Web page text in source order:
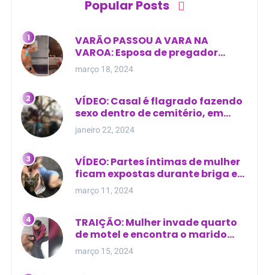
Popular Posts
VARÃO PASSOU A VARA NA
VAROA: Esposa de pregador
evangélico descobre
relacionamento extra-conjugal
março 18, 2024
VÍDEO: Casal é flagrado fazendo
sexo dentro de cemitério, em
cima de túmulo no Maranhão
janeiro 22, 2024
VÍDEO: Partes íntimas de mulher
ficam expostas durante briga em
Manaus
março 11, 2024
TRAIÇÃO: Mulher invade quarto
de motel e encontra o marido
com outra na cama
março 15, 2024